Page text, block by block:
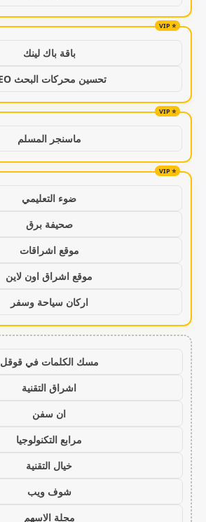
باقة باك لينك
تحسين محركات البحث SEO
ماسنجر المسلم
ضوء التعليمي
صحيفة برق
موقع اشراقات
موقع اشراق اون لاين
اركان سياحة وسفر
مسك الكلمات في قوقل
اشراق التقنية
ان سفن
مرابع التكنولوجيا
خيال التقنية
شوف ويب
مجلة الاسهم